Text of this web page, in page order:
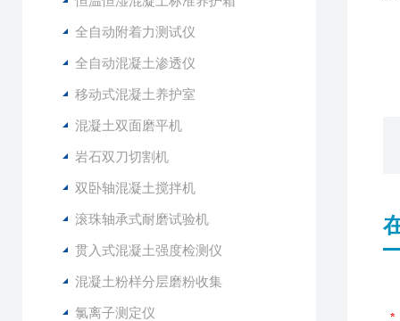
全自动附着力测试仪
全自动混凝土渗透仪
移动式混凝土养护室
混凝土双面磨平机
岩石双刀切割机
双卧轴混凝土搅拌机
滚珠轴承式耐磨试验机
贯入式混凝土强度检测仪
混凝土粉样分层磨粉收集
氯离子测定仪